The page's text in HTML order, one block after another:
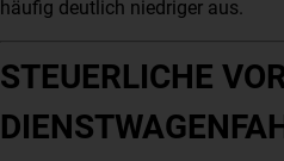
häufig deutlich niedriger aus.
STEUERLICHE